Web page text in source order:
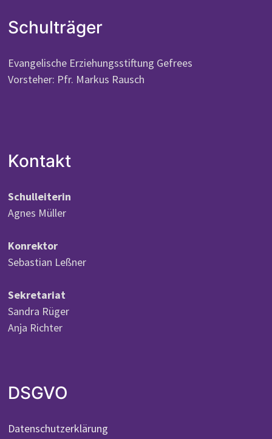
Schulträger
Evangelische Erziehungsstiftung Gefrees
Vorsteher: Pfr. Markus Rausch
Kontakt
Schulleiterin
Agnes Müller
Konrektor
Sebastian Leßner
Sekretariat
Sandra Rüger
Anja Richter
DSGVO
Datenschutzerklärung